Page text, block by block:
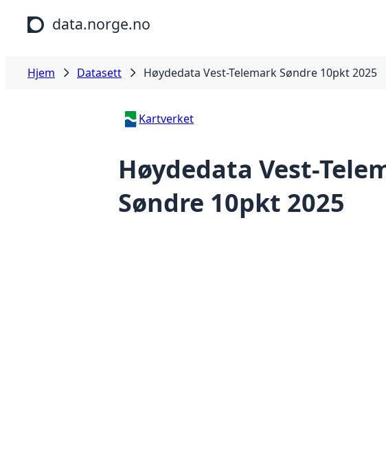
Hopp til hovedinnhold
data.norge.no
Hjem Datasett Høydedata Vest-Telemark Søndre 10pkt 2025
Kartverket
Høydedata Vest-
Søndre 10pkt 2025